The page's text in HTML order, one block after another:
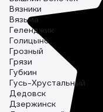
Вязники
Вязьма
Геленджик
Голицыно
Грозный
Грязи
Губкин
Гусь-Хрустальный
Дедовск
Дзержинск